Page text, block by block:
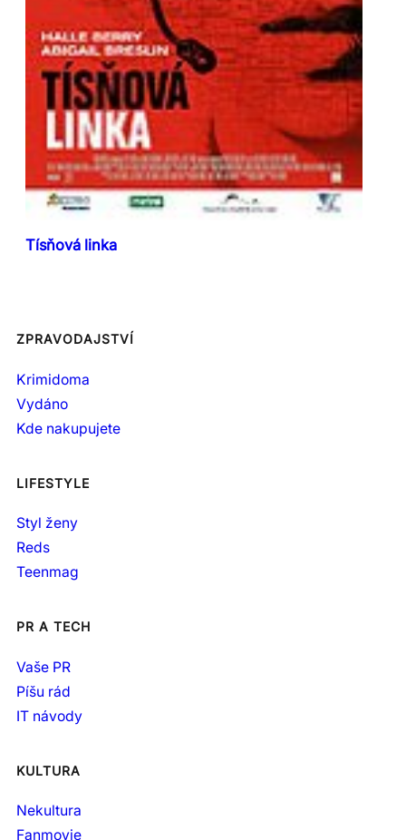
Tísňová linka
ZPRAVODAJSTVÍ
Krimidoma
Vydáno
Kde nakupujete
LIFESTYLE
Styl ženy
Reds
Teenmag
PR A TECH
Vaše PR
Píšu rád
IT návody
KULTURA
Nekultura
Fanmovie